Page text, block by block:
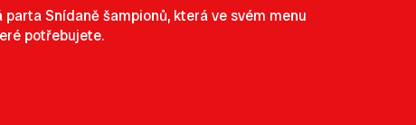
Snídaně šampionů, která ve svém menu
potřebujete.